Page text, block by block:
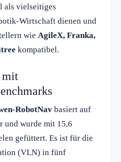
als vielseitiges
Wirtschaft dienen und
wie AgileX, Franka,
kompatibel.
mit
RobotNav basiert auf
und wurde mit 15,6
gefüttert. Es ist für die
(VLN) in fünf